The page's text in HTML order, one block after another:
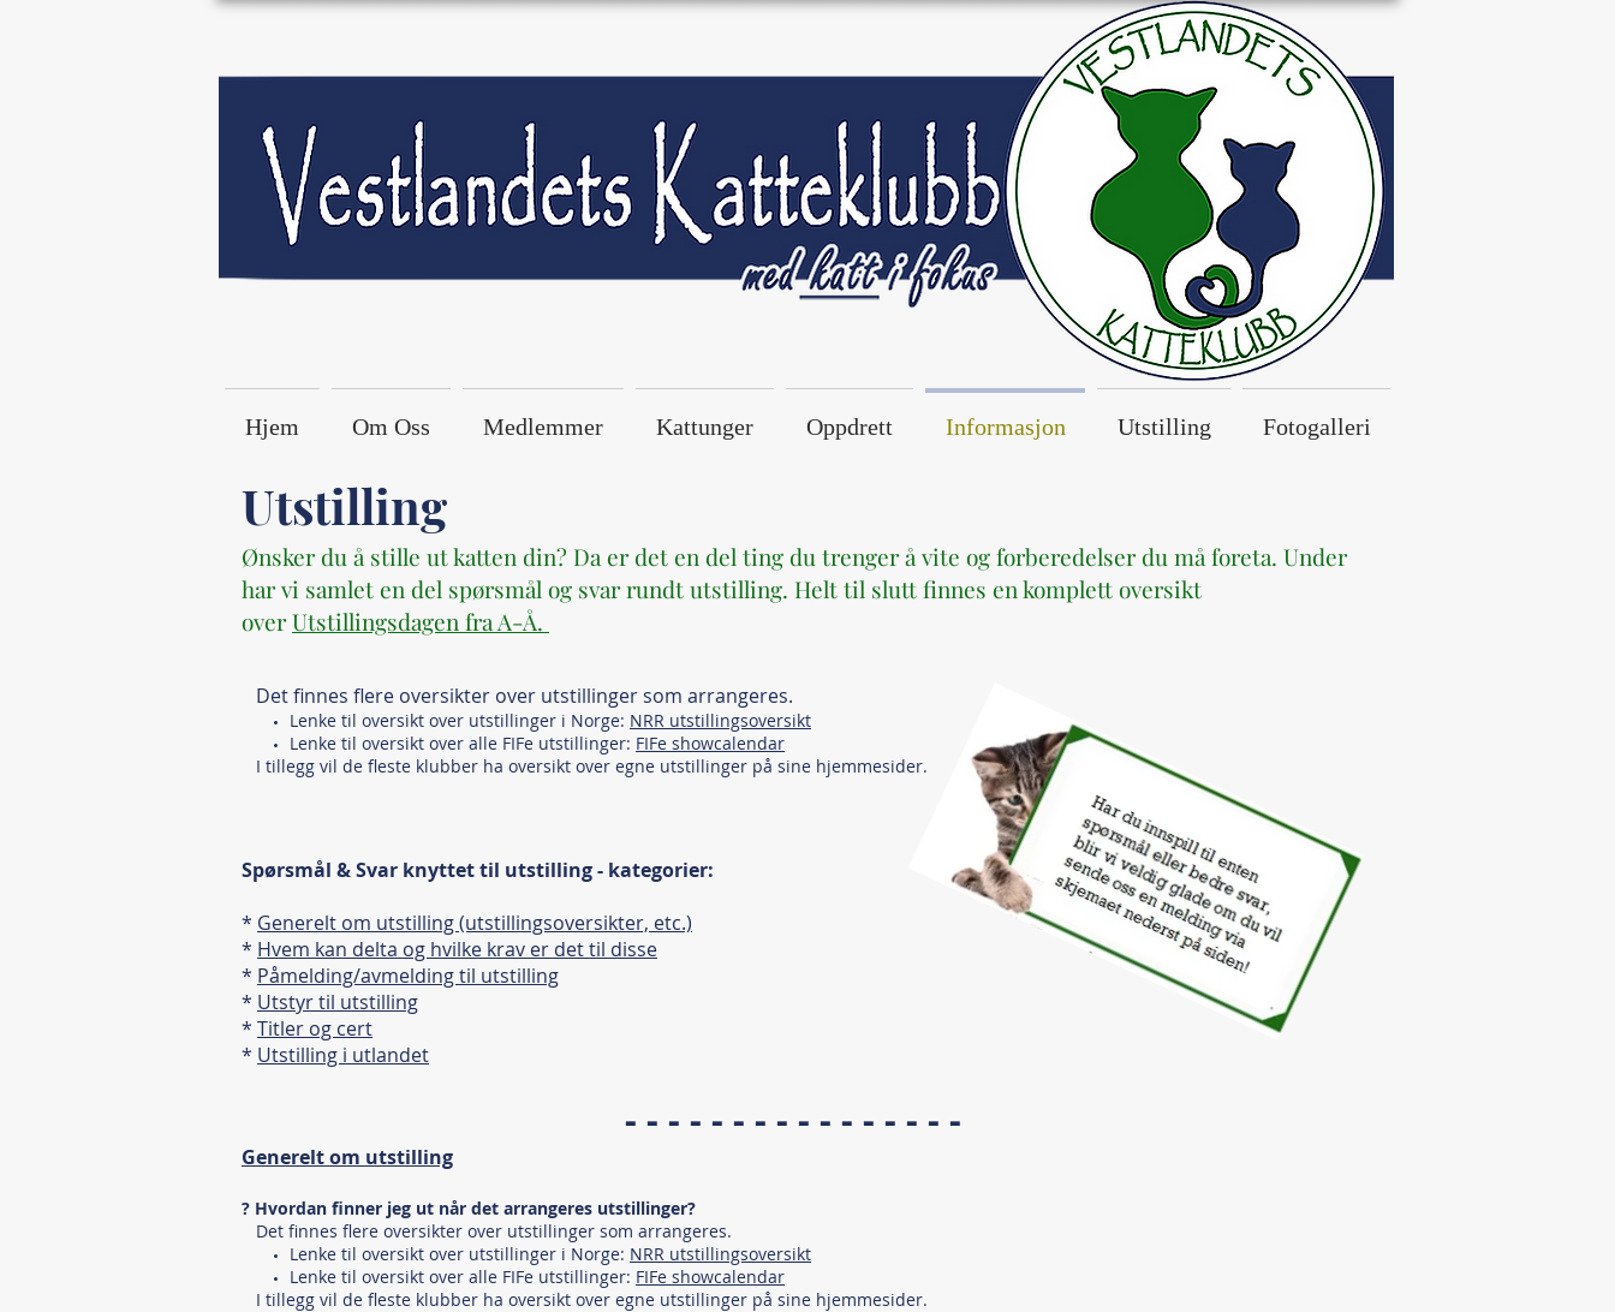
Hjem Om Oss Medlemmer Kattunger Oppdrett Informasjon Utstilling Fotogalleri
Utstilling
Ønsker du å stille ut katten din? Da er det en del ting du trenger å vite og forberedelser du må foreta. Under
har vi samlet en del spørsmål og svar rundt utstilling. Helt til slutt finnes en komplett oversikt
overUtstillingsdagen fra A-Å.
Det finnes flere oversikter over utstillinger som arrangeres.
Lenke til oversikt over utstillinger i Norge: NRR utstillingsoversikt
Lenke til oversikt over alle FIFe utstillinger: FIFe showcalendar
I tillegg vil de fleste klubber ha oversikt over egne utstillinger på sine hjemmesider.
Spørsmål & Svar knyttet til utstilling - kategorier:
* Generelt om utstilling (utstillingsoversikter, etc.)
* Hvem kan delta og hvilke krav er det til disse
* Påmelding/avmelding til utstilling
* Utstyr til utstilling
* Titler og cert
* Utstilling i utlandet
- - - - - - - - - - - - - - - -
Generelt om utstilling
? Hvordan finner jeg ut når det arrangeres utstillinger?
Det finnes flere oversikter over utstillinger som arrangeres.
Lenke til oversikt over utstillinger i Norge: NRR utstillingsoversikt
Lenke til oversikt over alle FIFe utstillinger: FIFe showcalendar
I tillegg vil de fleste klubber ha oversikt over egne utstillinger på sine hjemmesider.